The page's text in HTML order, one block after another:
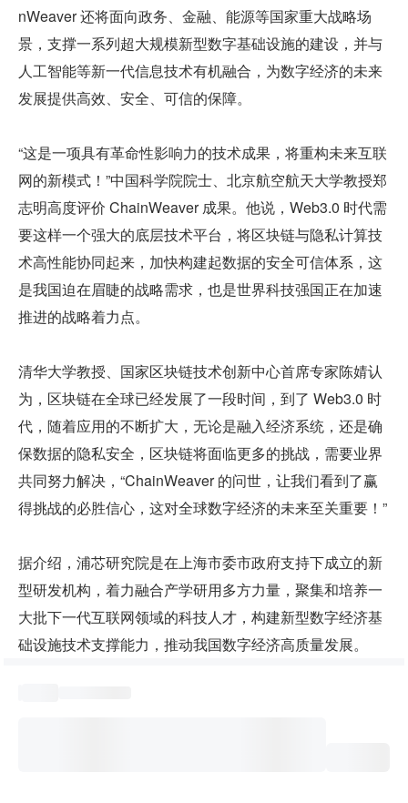
nWeaver 还将面向政务、金融、能源等国家重大战略场
景，支撑一系列超大规模新型数字基础设施的建设，并与
人工智能等新一代信息技术有机融合，为数字经济的未来
发展提供高效、安全、可信的保障。
“这是一项具有革命性影响力的技术成果，将重构未来互联
网的新模式！”中国科学院院士、北京航空航天大学教授郑
志明高度评价 ChainWeaver 成果。他说，Web3.0 时代需
要这样一个强大的底层技术平台，将区块链与隐私计算技
术高性能协同起来，加快构建起数据的安全可信体系，这
是我国迫在眉睫的战略需求，也是世界科技强国正在加速
推进的战略着力点。
清华大学教授、国家区块链技术创新中心首席专家陈婧认
为，区块链在全球已经发展了一段时间，到了 Web3.0 时
代，随着应用的不断扩大，无论是融入经济系统，还是确
保数据的隐私安全，区块链将面临更多的挑战，需要业界
共同努力解决，“ChainWeaver 的问世，让我们看到了赢
得挑战的必胜信心，这对全球数字经济的未来至关重要！”
据介绍，浦芯研究院是在上海市委市政府支持下成立的新
型研发机构，着力融合产学研用多方力量，聚集和培养一
大批下一代互联网领域的科技人才，构建新型数字经济基
础设施技术支撑能力，推动我国数字经济高质量发展。